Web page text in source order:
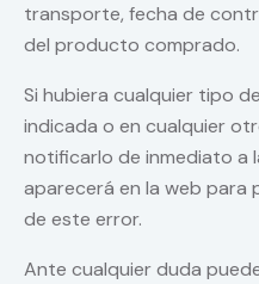
transporte, fecha de
del producto comprado.
Si hubiera cualquier tipo
indicada o en cualquier
notificarlo de inmediato a
aparecerá en la web para
de este error.
Ante cualquier duda